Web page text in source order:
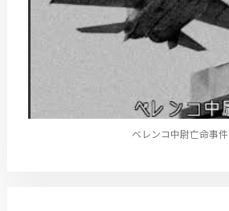
ベレンコ中尉亡命事件